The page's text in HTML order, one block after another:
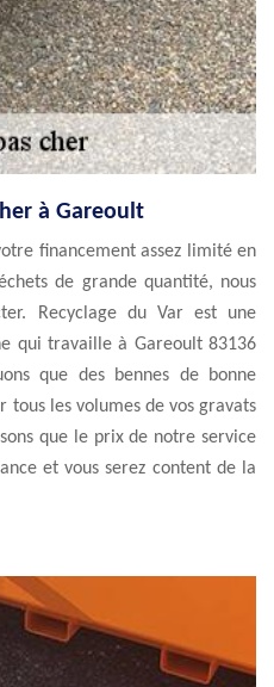
à Gareoult
financement assez limité en
de grande quantité, nous
Recyclage du Var est une
qui travaille à Gareoult 83136
que des bennes de bonne
les volumes de vos gravats
que le prix de notre service
et vous serez content de la